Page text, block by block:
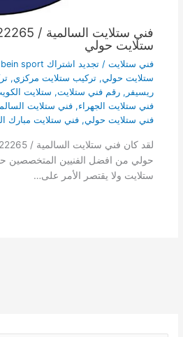
ستلايت حولي
فني ستلايت/ تجديد اشتراك bein sport
ستلايت حولي, تركيب ستلايت مركزي,
ريسيفر , رقم فني ستلايت, ستلايت
فني ستلايت الجهراء, فني ستلايت
فني ستلايت حولي, فني ستلايت مبارك
حولي من افضل الفنيين المتخصصين
ستلايت ولا يقتصر الأمر على…